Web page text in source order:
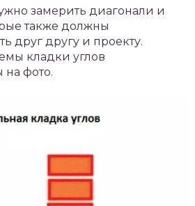
замерить диагонали и
также должны
друг другу и проекту.
кладки углов
на фото.